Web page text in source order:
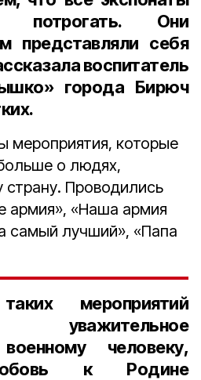
Они
представляли себя
воспитатель
города Бирюч
.
мероприятия, которые
о людях,
Проводились
армия», «Наша армия
самый лучший», «Папа
мероприятий
уважительное
человеку,
к Родине